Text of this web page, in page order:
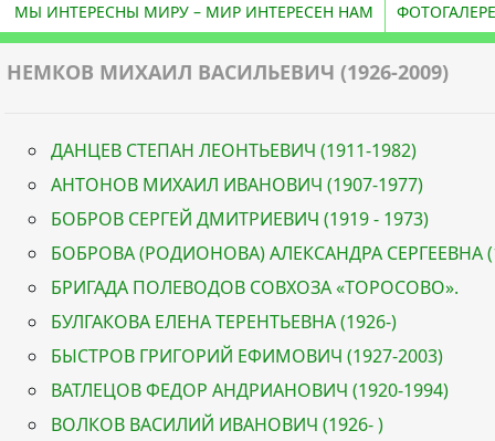
МЫ ИНТЕРЕСНЫ МИРУ – МИР ИНТЕРЕСЕН НАМ
НЕМКОВ МИХАИЛ ВАСИЛЬЕВИЧ (1926-2009)
ДАНЦЕВ СТЕПАН ЛЕОНТЬЕВИЧ (1911-1982)
АНТОНОВ МИХАИЛ ИВАНОВИЧ (1907-1977)
БОБРОВ СЕРГЕЙ ДМИТРИЕВИЧ (1919 - 1973)
БОБРОВА (РОДИОНОВА) АЛЕКСАНДРА СЕРГЕЕВНА
БРИГАДА ПОЛЕВОДОВ СОВХОЗА «ТОРОСОВО».
БУЛГАКОВА ЕЛЕНА ТЕРЕНТЬЕВНА (1926-)
БЫСТРОВ ГРИГОРИЙ ЕФИМОВИЧ (1927-2003)
ВАТЛЕЦОВ ФЕДОР АНДРИАНОВИЧ (1920-1994)
ВОЛКОВ ВАСИЛИЙ ИВАНОВИЧ (1926- )